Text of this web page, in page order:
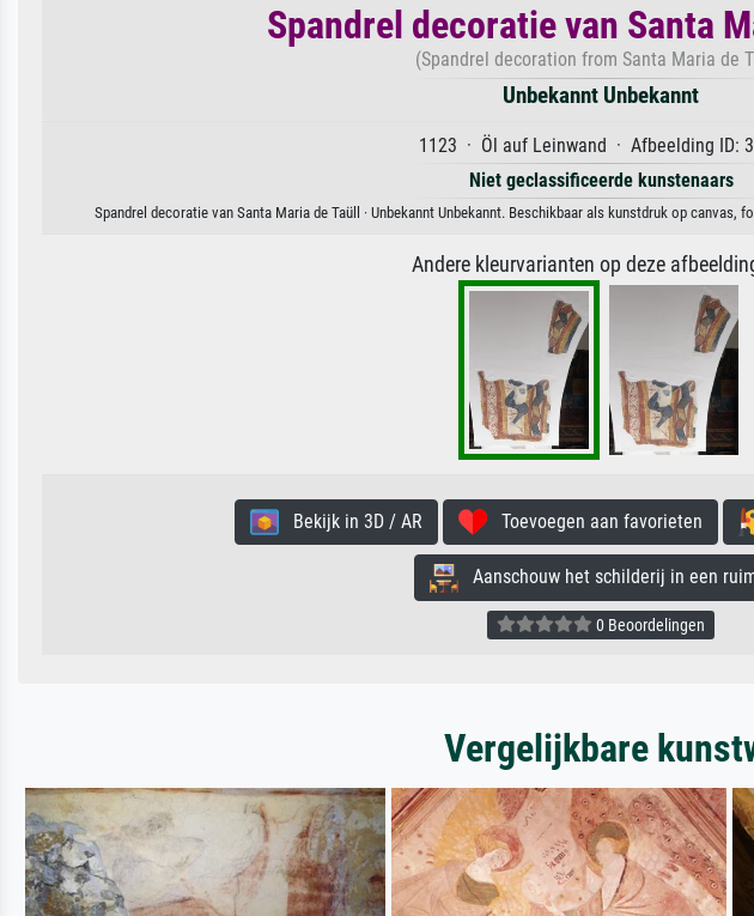
Spandrel decoratie van Santa
(Spandrel decoration from Santa Maria de
Unbekannt Unbekannt
1123 · Öl auf Leinwand · Afbeelding ID:
Niet geclassificeerde kunstenaars
Spandrel decoratie van Santa Maria de Taüll · Unbekannt Unbekannt. Beschikbaar als kunstdruk op canvas,
Andere kleurvarianten op deze
Bekijk in 3D / AR Toevoegen aan favorieten
Aanschouw het schilderij in een
0 Beoordelingen
Vergelijkbare